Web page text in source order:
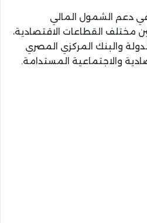
دعم الشمول المالي
مختلف القطاعات الاقتصادية،
والبنك المركزي المصري
والاجتماعية المستدامة.